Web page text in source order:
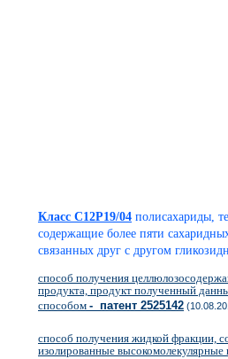
Класс C12P19/04 полисахариды,
содержащие более пяти
связанных друг с другом
способ получения
продукта, продукт полученный
способом - патент 2525142
способ получения жидкой фракции,
изолированные высокомолекулярные